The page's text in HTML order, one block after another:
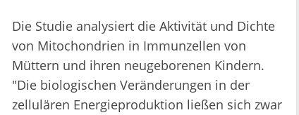
Die Studie analysiert die Aktivität und Dichte
von Mitochondrien in Immunzellen von
Müttern und ihren neugeborenen Kindern.
"Die biologischen Veränderungen in der
zellulären Energieproduktion ließen sich zwar